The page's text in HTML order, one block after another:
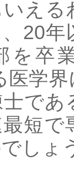
える
20年
を卒
医学
であ
短で
しょ